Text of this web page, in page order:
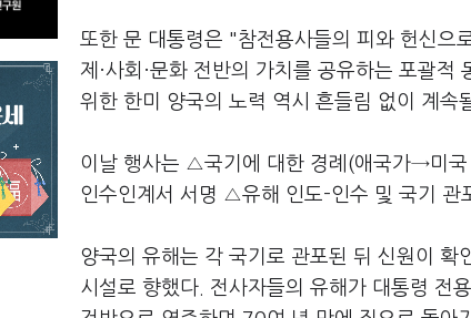
또한 문 대통령은 "참전용사들의 피와 헌신으
제·사회·문화 전반의 가치를 공유하는 포괄
위한 한미 양국의 노력 역시 흔들림 없이 계속
이날 행사는 △국기에 대한 경례(애국가→미
인수인계서 서명 △유해 인도-인수 및 국기
양국의 유해는 각 국기로 관포된 뒤 신원이 확
시설로 향했다. 전사자들의 유해가 대통령 전